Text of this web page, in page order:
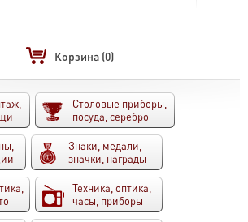
Корзина (0)
Столовые приборы,
посуда, серебро
Знаки, медали,
значки, награды
Техника, оптика,
часы, приборы